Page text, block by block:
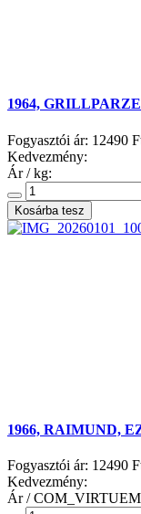
1964,
Fogyasztói ár: 12490
Kedvezmény:
Ár / kg:
1966, RAIMUND,
Fogyasztói ár: 12490
Kedvezmény:
Ár /